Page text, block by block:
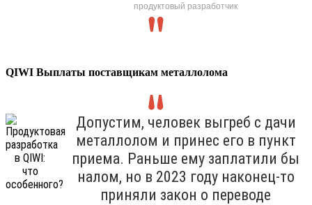
продуктовый разработчик
QIWI Выплаты поставщикам металлолома
Допустим, человек выгреб с дачи
металлолом и принес его в пункт
приема. Раньше ему заплатили бы
налом, но в 2023 году наконец-то
приняли закон о переводе